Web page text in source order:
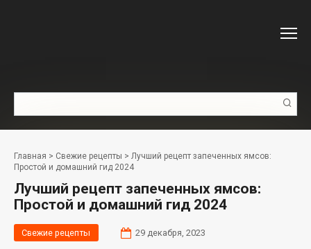
Главная > Свежие рецепты > Лучший рецепт запеченных ямсов:
Простой и домашний гид 2024
Лучший рецепт запеченных ямсов:
Простой и домашний гид 2024
Свежие рецепты 29 декабря, 2023